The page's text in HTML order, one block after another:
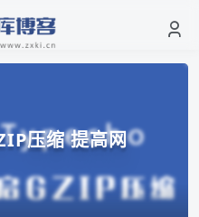
压缩 提高网